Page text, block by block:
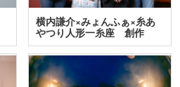
横内謙介×みょんふぁ×糸あ
やつり人形一糸座 創作
人…